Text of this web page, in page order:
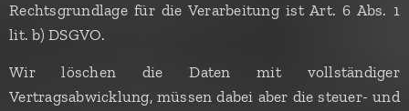
Rechtsgrundlage für die Verarbeitung ist Art. 6 Abs. 1
lit. b) DSGVO.
Wir löschen die Daten mit vollständiger
Vertragsabwicklung, müssen dabei aber die steuer- und